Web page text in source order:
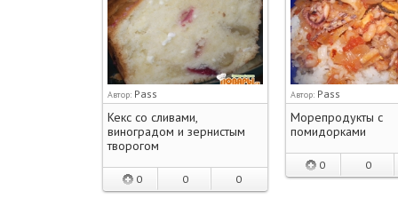
Автор: Pass
Кекс со сливами,
виноградом и зернистым
творогом
0 0 0
Автор: Pass
Морепродукты с
помидорками
0 0